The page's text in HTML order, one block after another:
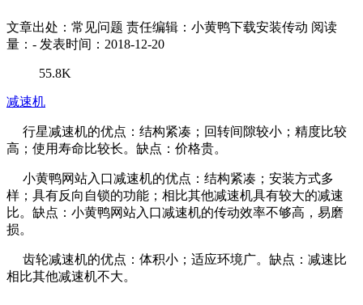
文章出处：常见问题 责任编辑：小黄鸭下载安装传动 阅读
量： - 发表时间：2018-12-20
55.8K
减速机
行星减速机的优点：结构紧凑；回转间隙较小；精度比较
高；使用寿命比较长。缺点：价格贵。
小黄鸭网站入口减速机的优点：结构紧凑；安装方式多
样；具有反向自锁的功能；相比其他减速机具有较大的减速
比。缺点：小黄鸭网站入口减速机的传动效率不够高，易磨
损。
齿轮减速机的优点：体积小；适应环境广。缺点：减速比
相比其他减速机不大。